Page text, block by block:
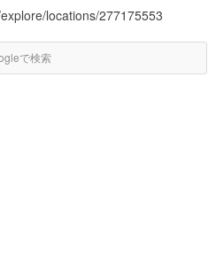
locations/277175553
で検索